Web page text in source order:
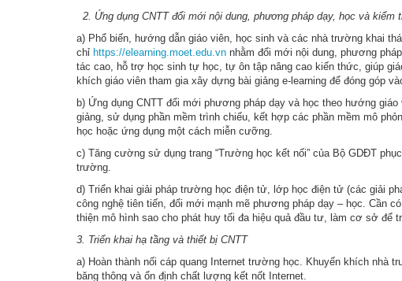
2. Ứng dụng CNTT đổi mới nội dung, phương pháp dạy, học và kiểm
a) Phổ biến, hướng dẫn giáo viên, học sinh và các nhà trường khai
chỉ https://elearning.moet.edu.vn nhằm đổi mới nội dung, phương
tác cao, hỗ trợ học sinh tự học, tự ôn tập nâng cao kiến thức, giúp
khích giáo viên tham gia xây dựng bài giảng e-learning để đóng góp
b) Ứng dụng CNTT đổi mới phương pháp dạy và học theo hướng
giảng, sử dụng phần mềm trình chiếu, kết hợp các phần mềm mô
học hoặc ứng dụng một cách miễn cưỡng.
c) Tăng cường sử dụng trang “Trường học kết nối” của Bộ GDĐT
trường.
d) Triển khai giải pháp trường học điện tử, lớp học điện tử (các giải
công nghệ tiên tiến, đổi mới mạnh mẽ phương pháp dạy – học. Cần
thiện mô hình sao cho phát huy tối đa hiệu quả đầu tư, làm cơ sở để
3. Triển khai hạ tầng và thiết bị CNTT
a) Hoàn thành nối cáp quang Internet trường học. Khuyến khích nhà
băng thông và ổn định chất lượng kết nốt Internet.